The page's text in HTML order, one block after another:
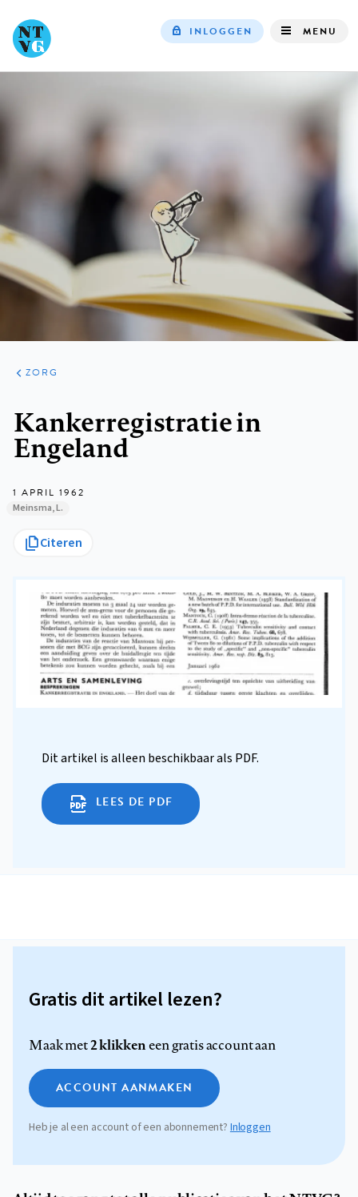
navigation
INLOGGEN MENU
ARTIKELEN
PERSPECTIEF
ZORG
Kankerregistratie in
Engeland
1 APRIL 1962
Meinsma, L.
Citeren
Dit artikel is alleen beschikbaar als PDF.
LEES DE PDF
Gratis dit artikel lezen?
Maak met2 klikkeneen gratis account aan
ACCOUNT AANMAKEN
Heb je al een account of een abonnement? Inloggen